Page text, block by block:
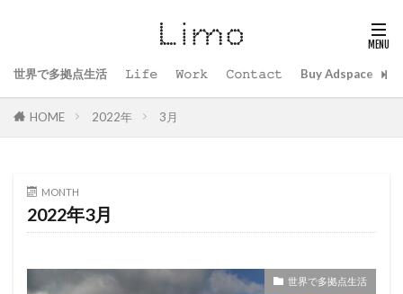
世界で多拠点生活 𝙻𝚒𝚏𝚎 𝚆𝚘𝚛𝚔 𝙲𝚘𝚗𝚝𝚊𝚌𝚝 Buy Adspace
HOME 2022年 3月
MONTH
2022年3月
世界で多拠点生活